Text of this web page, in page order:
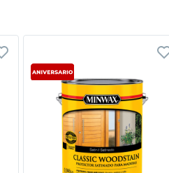
Vista rápida